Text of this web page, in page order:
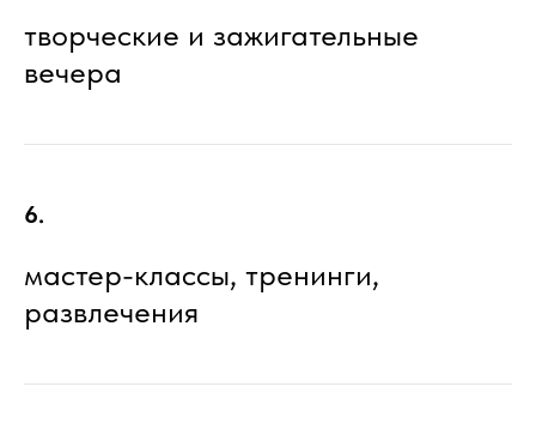
творческие и зажигательные
вечера
6.
мастер-классы, тренинги,
развлечения